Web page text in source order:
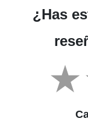
¿Has